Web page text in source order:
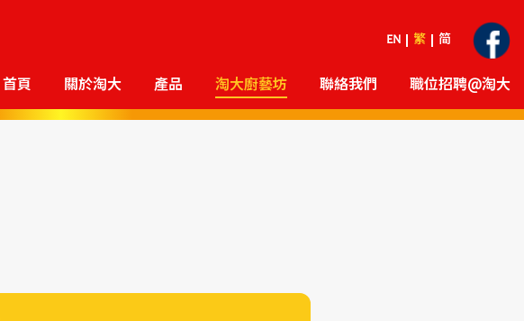
EN 繁 简
首頁 關於淘大 產品 淘大廚藝坊 聯絡我們 職位招聘@淘大